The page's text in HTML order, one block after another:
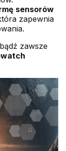
sensorów
zapewnia
zawsze